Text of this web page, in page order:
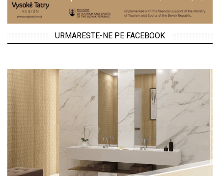
URMARESTE-NE PE FACEBOOK